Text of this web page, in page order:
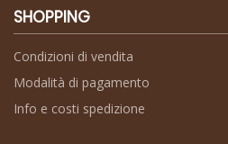
SHOPPING
Condizioni di vendita
Modalità di pagamento
Info e costi spedizione